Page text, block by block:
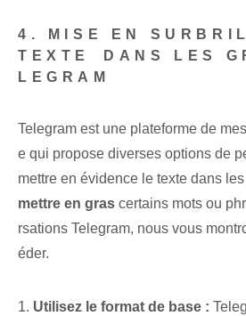
4. MISE EN
TEXTE⁤ DANS‌ LES
LEGRAM
Telegram est une plateforme de
e qui propose diverses options de
mettre en évidence le texte dans
mettre en gras ⁢certains mots ou
rsations Telegram, ⁤nous vous
éder.
1. Utilisez le format de base :